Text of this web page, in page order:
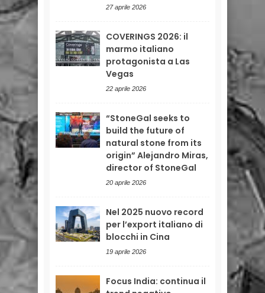
27 aprile 2026
COVERINGS 2026: il
marmo italiano
protagonista a Las
Vegas
22 aprile 2026
“StoneGal seeks to
build the future of
natural stone from its
origin” Alejandro Miras,
director of StoneGal
20 aprile 2026
Nel 2025 nuovo record
per l’export italiano di
blocchi in Cina
19 aprile 2026
Focus India: continua il